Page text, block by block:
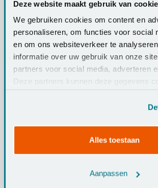
Deze website maakt gebruik van
We gebruiken cookies om content en
personaliseren, om functies voor social
en om ons websiteverkeer te
informatie over uw gebruik van onze
partners voor social media, adverteren
Deze partners kunnen deze gegevens
hebben verzameld op basis van uw
Alles toestaan
Aanpassen
€109,95 €99,95
loungesethoes
Op voorraad
Platform
Op
€119,95